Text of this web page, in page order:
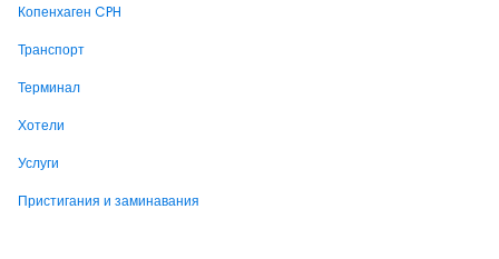
Копенхаген CPH
Транспорт
Терминал
Хотели
Услуги
Пристигания и заминавания